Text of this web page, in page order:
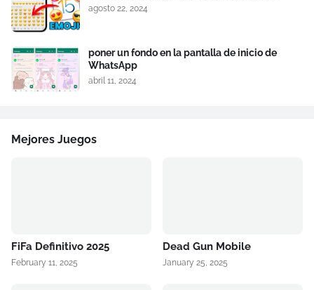
agosto 22, 2024
poner un fondo en la pantalla de inicio de
WhatsApp
abril 11, 2024
Mejores Juegos
FiFa Definitivo 2025
February 11, 2025
Dead Gun Mobile
January 25, 2025